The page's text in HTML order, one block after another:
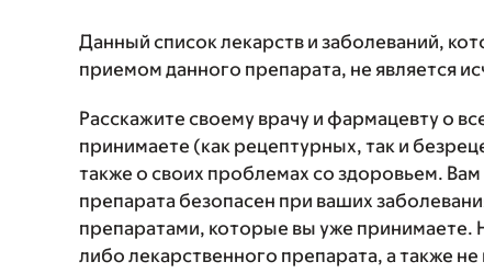
Данный список лекарств и заболеваний,
приемом данного препарата, не является
Расскажите своему врачу и фармацевту о
принимаете (как рецептурных, так и
также о своих проблемах со здоровьем.
препарата безопасен при ваших
препаратами, которые вы уже принимаете.
либо лекарственного препарата, а также